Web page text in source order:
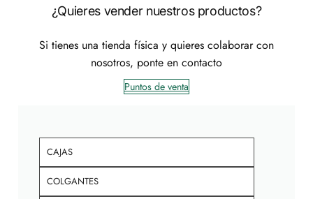
¿Quieres vender nuestros productos?
Si tienes una tienda física y quieres colaborar con
nosotros, ponte en contacto
Puntos de venta
CAJAS
COLGANTES